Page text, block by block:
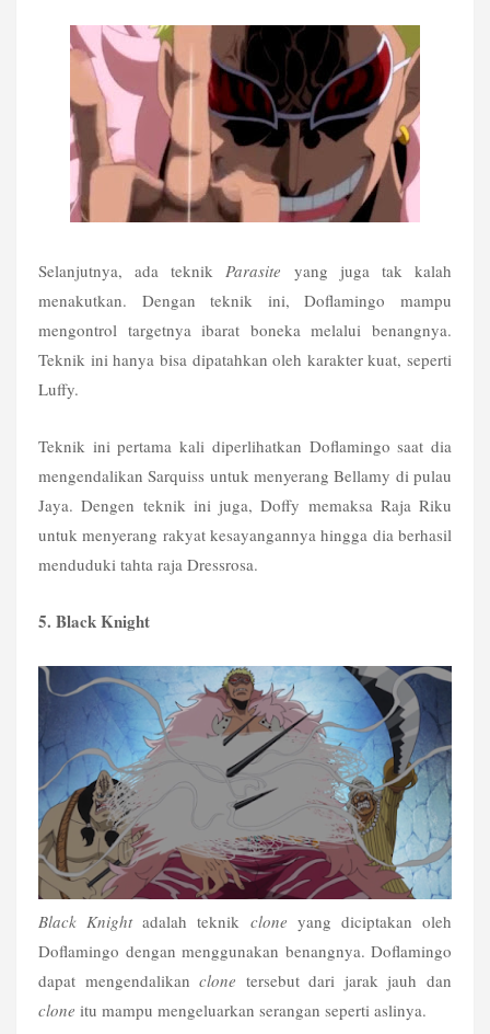
Selanjutnya, ada teknik Parasite yang juga tak kalah
menakutkan. Dengan teknik ini, Doflamingo mampu
mengontrol targetnya ibarat boneka melalui benangnya.
Teknik ini hanya bisa dipatahkan oleh karakter kuat, seperti
Luffy.
Teknik ini pertama kali diperlihatkan Doflamingo saat dia
mengendalikan Sarquiss untuk menyerang Bellamy di pulau
Jaya. Dengen teknik ini juga, Doffy memaksa Raja Riku
untuk menyerang rakyat kesayangannya hingga dia berhasil
menduduki tahta raja Dressrosa.
5. Black Knight
Black Knight adalah teknik clone yang diciptakan oleh
Doflamingo dengan menggunakan benangnya. Doflamingo
dapat mengendalikan clone
clone itu mampu mengeluarkan serangan seperti aslinya.